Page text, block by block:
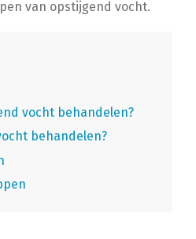
van opstijgend vocht.
vocht behandelen?
behandelen?